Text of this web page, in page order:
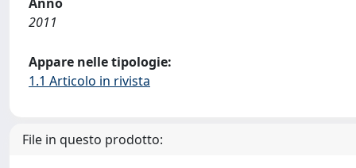
2011
Appare nelle tipologie:
1.1 Articolo in rivista
File in questo prodotto: